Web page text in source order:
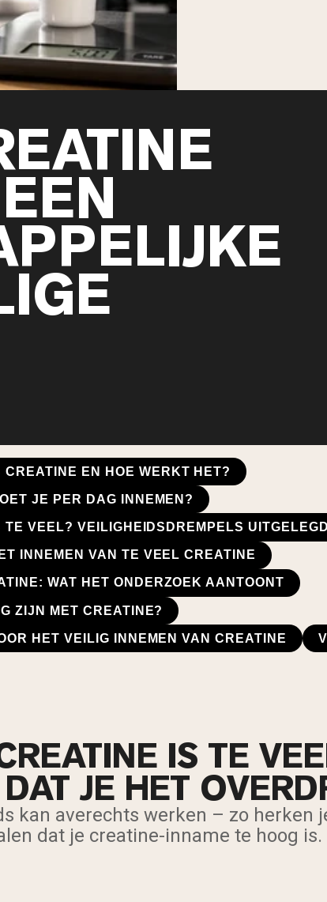
CREATINE EN HOE WERKT HET?
JE PER DAG INNEMEN?
VEEL? VEILIGHEIDSDREMPELS UITGELEGD
INNEMEN VAN TE VEEL CREATINE
WAT HET ONDERZOEK AANTOONT
ZIJN MET CREATINE?
HET VEILIG INNEMEN VAN CREATINE
IS TE
JE HET
kan averechts werken – zo herken
dat je creatine-inname te hoog is.